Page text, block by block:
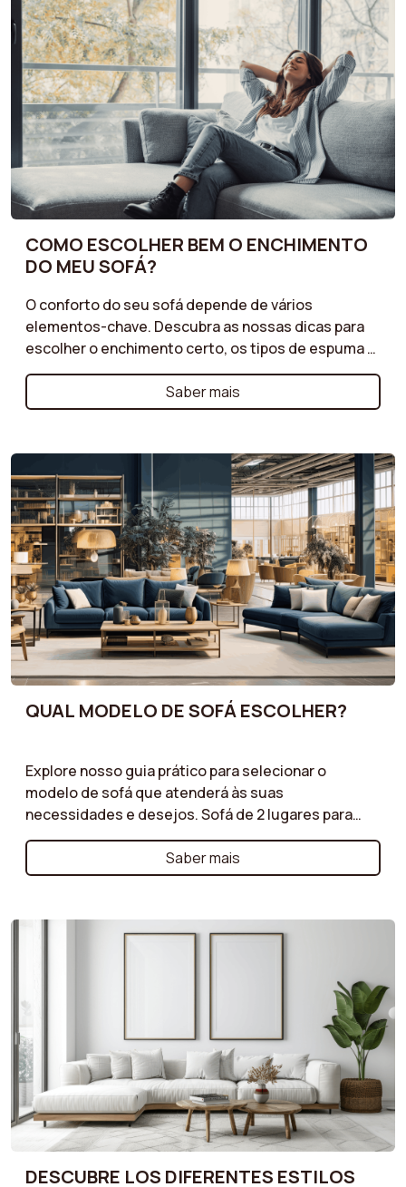
COMO ESCOLHER BEM O ENCHIMENTO
DO MEU SOFÁ?
O conforto do seu sofá depende de vários
elementos-chave. Descubra as nossas dicas para
escolher o enchimento certo, os tipos de espuma e
as estruturas mais adequadas às suas
necessidades. Prefere uma assento mais macio ou
firme? Desfrute de um conforto ideal com um sofá
relaxamento.
Saber mais
QUAL MODELO DE SOFÁ ESCOLHER?
Explore nosso guia prático para selecionar o
modelo de sofá que atenderá às suas
necessidades e desejos. Sofá de 2 lugares para
pequenos espaços, sofá de canto para uma sala de
estar espaçosa ou sofá modular para máxima
flexibilidade: ajudamos você a entender as
dicas para fazer a escolha certa!
Saber mais
DESCUBRE LOS DIFERENTES ESTILOS